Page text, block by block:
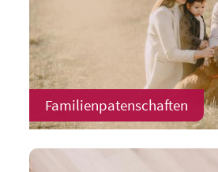
Familienpatenschaften